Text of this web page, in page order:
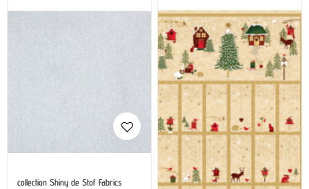
collection Shiny de Stof Fabrics